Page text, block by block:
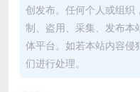
创发布。任何个人或组织
制、盗用、采集、发布本
体平台。如若本站内容侵
们进行处理。